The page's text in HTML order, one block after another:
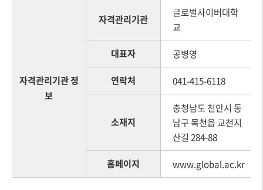
자격관리기관 정
보
자격관리기관
글로벌사이버대학
교
대표자
공병영
연락처
041-415-6118
소재지
충청남도 천안시 동
남구 목천읍 교천지
산길 284-88
홈페이지
www.global.ac.kr